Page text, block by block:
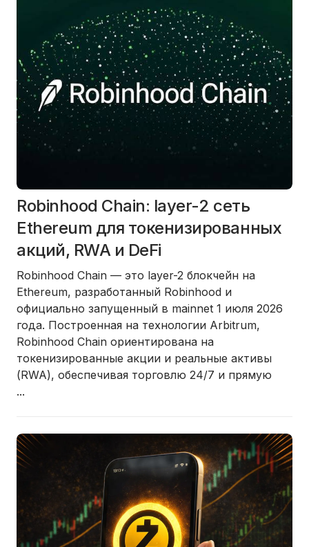
Robinhood Chain: layer-2 сеть
Ethereum для токенизированных
акций, RWA и DeFi
Robinhood Chain — это layer-2 блокчейн на
Ethereum, разработанный Robinhood и
официально запущенный в mainnet 1 июля 2026
года. Построенная на технологии Arbitrum,
Robinhood Chain ориентирована на
токенизированные акции и реальные активы
(RWA), обеспечивая торговлю 24/7 и прямую
...